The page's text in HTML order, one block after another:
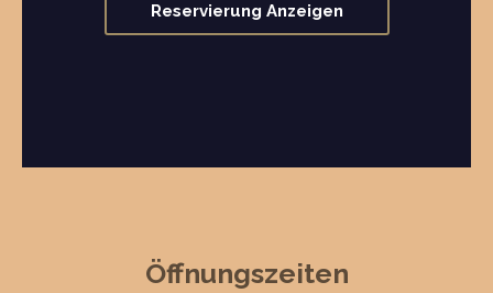
Reservierung Anzeigen
Öffnungszeiten